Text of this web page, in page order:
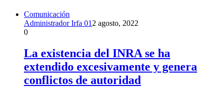
Comunicación
Administrador Irfa 01 2 agosto, 2022
0
La existencia del INRA se ha
extendido excesivamente y genera
conflictos de autoridad